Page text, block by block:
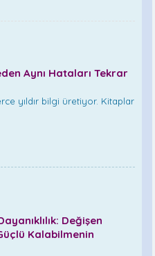
Aynı Hataları Tekrar
yıldır bilgi üretiyor. Kitaplar
Değişen
Kalabilmenin